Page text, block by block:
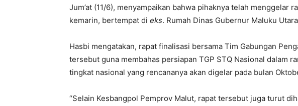
Jum’at (11/6), menyampaikan bahwa pihaknya telah menggelar
kemarin, bertempat di eks. Rumah Dinas Gubernur Maluku
Hasbi mengatakan, rapat finalisasi bersama Tim Gabungan
tersebut guna membahas persiapan TGP STQ Nasional dalam
tingkat nasional yang rencananya akan digelar pada bulan
“Selain Kesbangpol Pemprov Malut, rapat tersebut juga turut